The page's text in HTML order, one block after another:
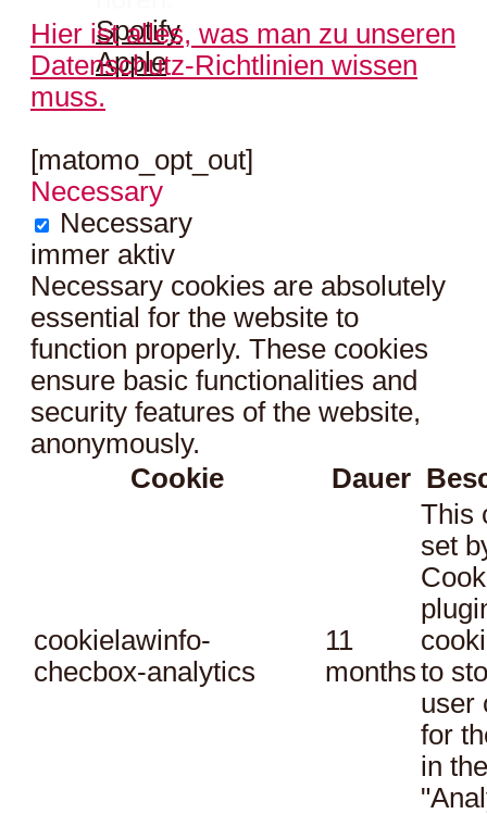
Spotify
Apple
Hier ist alles, was man zu unseren
Datenschutz-Richtlinien wissen
muss.
[matomo_opt_out]
Necessary
Necessary
immer aktiv
Necessary cookies are absolutely
essential for the website to
function properly. These cookies
ensure basic functionalities and
security features of the website,
anonymously.
Cookie
Dauer
cookielawinfo-
checbox-analytics
11
months
This
set
to
user
for
in